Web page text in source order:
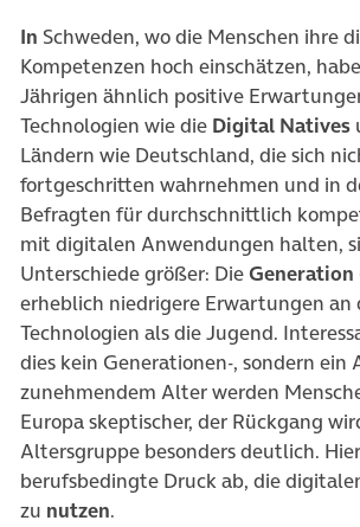
In Schweden, wo die Menschen ihre
Kompetenzen hoch einschätzen,
Jährigen ähnlich positive
Technologien wie die Digital Natives
Ländern wie Deutschland, die sich
fortgeschritten wahrnehmen und in
Befragten für durchschnittlich
mit digitalen Anwendungen halten,
Unterschiede größer: DieGeneration
erheblich niedrigere Erwartungen an
Technologien als die Jugend.
dies kein Generationen-, sondern
zunehmendem Alter werden
Europa skeptischer, der Rückgang
Altersgruppe besonders deutlich.
berufsbedingte Druck ab, die
zu nutzen.